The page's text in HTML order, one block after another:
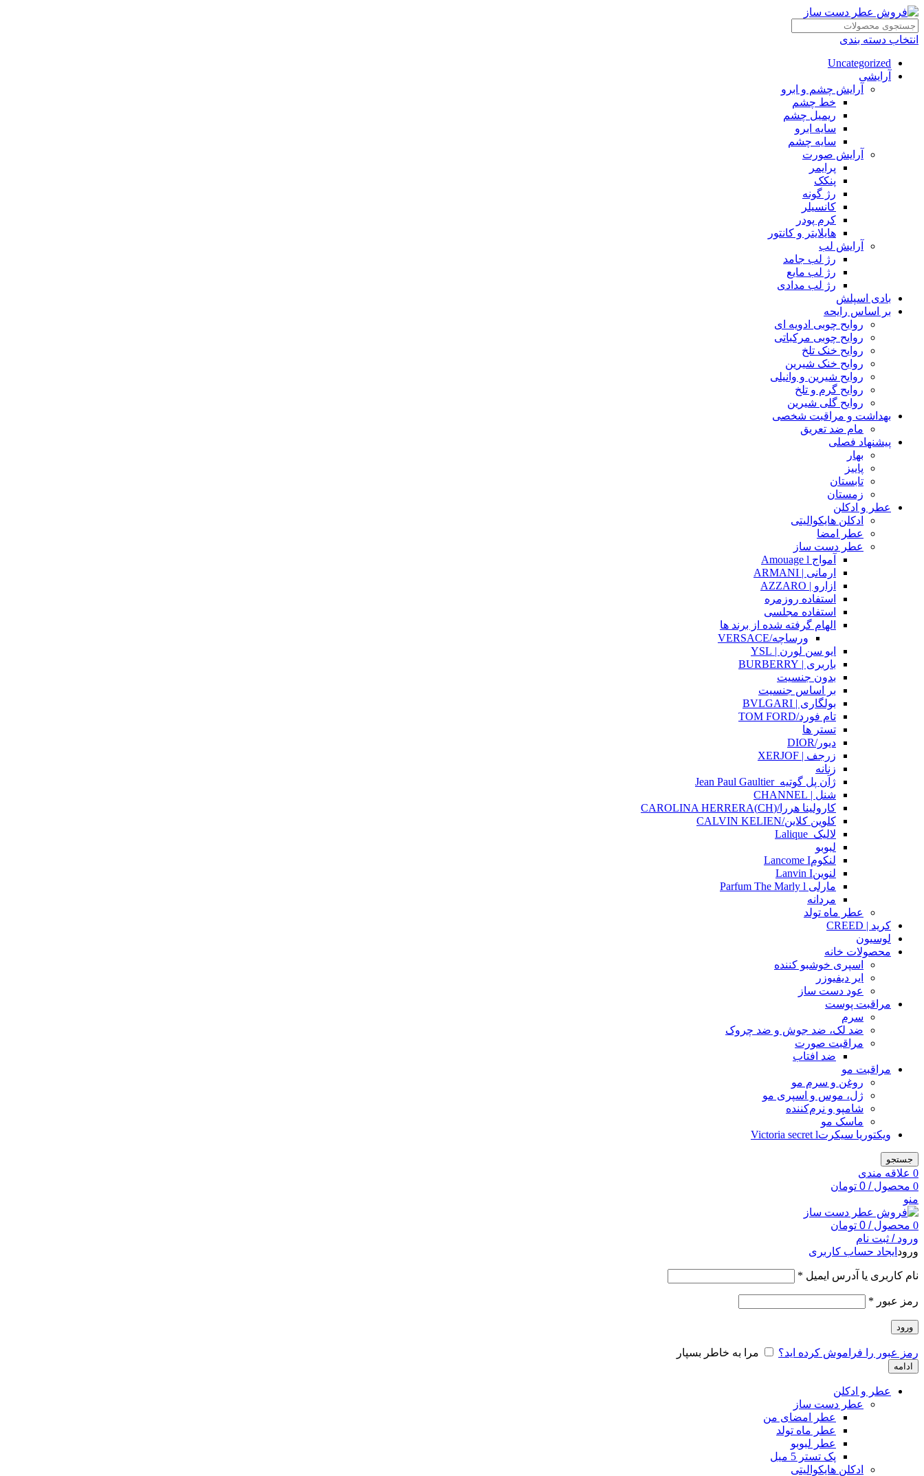
انتخاب دسته بندی
Uncategorized
آرایشی
آرایش چشم و ابرو
خط چشم
ریمیل چشم
سایه ابرو
سایه چشم
آرایش صورت
پرایمر
پنکک
رژ گونه
کانسیلر
کرم پودر
هایلایتر و کانتور
آرایش لب
رژ لب جامد
رژ لب مایع
رژ لب مدادی
بادی اسپلش
بر اساس رایحه
روایح چوبی ادویه ای
روایح چوبی مرکباتی
روایح خنک تلخ
روایح خنک شیرین
روایح شیرین و وانیلی
روایح گرم و تلخ
روایح گلی شیرین
بهداشت و مراقبت شخصی
مام ضد تعریق
پیشنهاد فصلی
بهار
پاییز
تابستان
زمستان
عطر و ادکلن
ادکلن هایکوالیتی
عطر امضا
عطر دست ساز
آمواج Amouage l
ارمانی | ARMANI
ازارو | AZZARO
استفاده روزمره
استفاده مجلسی
الهام گرفته شده از برند ها
ورساچه/VERSACE
ایو سن لورن | YSL
باربری | BURBERRY
بدون جنسیت
بر اساس جنسیت
بولگاری | BVLGARI
تام فورد/TOM FORD
تستر ها
دیور/DIOR
زرجف | XERJOF
زنانه
ژآن پل گوتیه_Jean Paul Gaultier
شنل | CHANNEL
کارولینا هررا/(CH)CAROLINA HERRERA
کلوین کلاین/CALVIN KELIEN
لالیک_Lalique
لبوبو
لنکومLancome I
لنوینLanvin I
مارلی Parfum The Marly l
مردانه
عطر ماه تولد
کرید | CREED
لوسیون
محصولات خانه
اسپری خوشبو کننده
ایر دیفیوزر
عود دست ساز
مراقبت پوست
سرم
ضد لک، ضد جوش و ضد چروک
مراقبت صورت
ضد افتاب
مراقبت مو
روغن و سرم مو
ژل، موس و اسپری مو
شامپو و نرم‌کننده
ماسک مو
ویکتوریا سیکرتVictoria secret l
جستجو
0 علاقه مندی
0 محصول /
0 تومان
منو
0 محصول /
0 تومان
ورود / ثبت نام
ورود ایجاد حساب کاربری
نام کاربری یا آدرس ایمیل *
رمز عبور *
ورود
رمز عبور را فراموش کرده اید؟ مرا به خاطر بسپار
ادامه
عطر و ادکلن
عطر دست ساز
عطر امضای من
عطر ماه تولد
عطر لبوبو
پک تستر 5 میل
ادکلن هایکوالیتی